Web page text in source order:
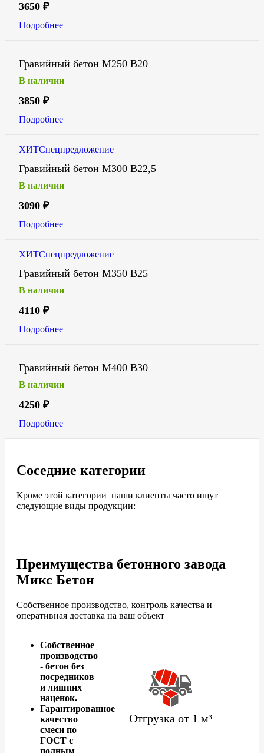
3650 ₽
Подробнее
Гравийный бетон М250 В20
В наличии
3850 ₽
Подробнее
ХИТСпецпредложение
Гравийный бетон М300 В22,5
В наличии
3090 ₽
Подробнее
ХИТСпецпредложение
Гравийный бетон М350 В25
В наличии
4110 ₽
Подробнее
Гравийный бетон М400 В30
В наличии
4250 ₽
Подробнее
Соседние категории
Кроме этой категории наши клиенты часто ищут
следующие виды продукции:
Преимущества бетонного завода
Микс Бетон
Собственное производство, контроль качества и
оперативная доставка на ваш объект
Собственное
производство
- бетон без
посредников
и лишних
наценок.
Гарантированное
качество
смеси по
ГОСТ с
полным
Отгрузка от 1 м³